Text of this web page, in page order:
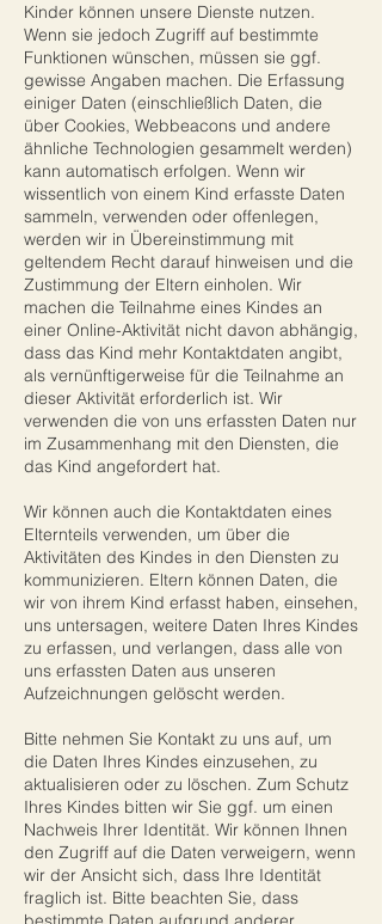
Kinder können unsere Dienste nutzen.
Wenn sie jedoch Zugriff auf bestimmte
Funktionen wünschen, müssen sie ggf.
gewisse Angaben machen. Die Erfassung
einiger Daten (einschließlich Daten, die
über Cookies, Webbeacons und andere
ähnliche Technologien gesammelt werden)
kann automatisch erfolgen. Wenn wir
wissentlich von einem Kind erfasste Daten
sammeln, verwenden oder offenlegen,
werden wir in Übereinstimmung mit
geltendem Recht darauf hinweisen und die
Zustimmung der Eltern einholen. Wir
machen die Teilnahme eines Kindes an
einer Online-Aktivität nicht davon abhängig,
dass das Kind mehr Kontaktdaten angibt,
als vernünftigerweise für die Teilnahme an
dieser Aktivität erforderlich ist. Wir
verwenden die von uns erfassten Daten nur
im Zusammenhang mit den Diensten, die
das Kind angefordert hat.
Wir können auch die Kontaktdaten eines
Elternteils verwenden, um über die
Aktivitäten des Kindes in den Diensten zu
kommunizieren. Eltern können Daten, die
wir von ihrem Kind erfasst haben, einsehen,
uns untersagen, weitere Daten Ihres Kindes
zu erfassen, und verlangen, dass alle von
uns erfassten Daten aus unseren
Aufzeichnungen gelöscht werden.
Bitte nehmen Sie Kontakt zu uns auf, um
die Daten Ihres Kindes einzusehen, zu
aktualisieren oder zu löschen. Zum Schutz
Ihres Kindes bitten wir Sie ggf. um einen
Nachweis Ihrer Identität. Wir können Ihnen
den Zugriff auf die Daten verweigern, wenn
wir der Ansicht sich, dass Ihre Identität
fraglich ist. Bitte beachten Sie, dass